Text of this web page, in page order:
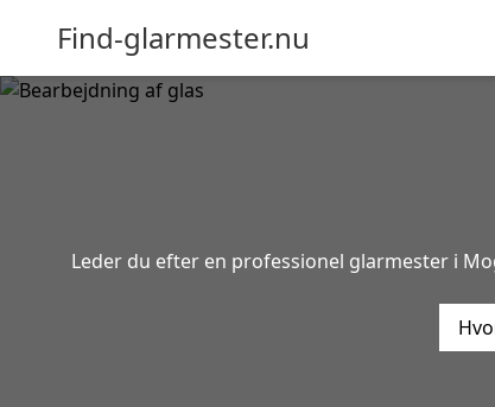
Find-glarmester.nu
Leder du efter en professionel glarmester i